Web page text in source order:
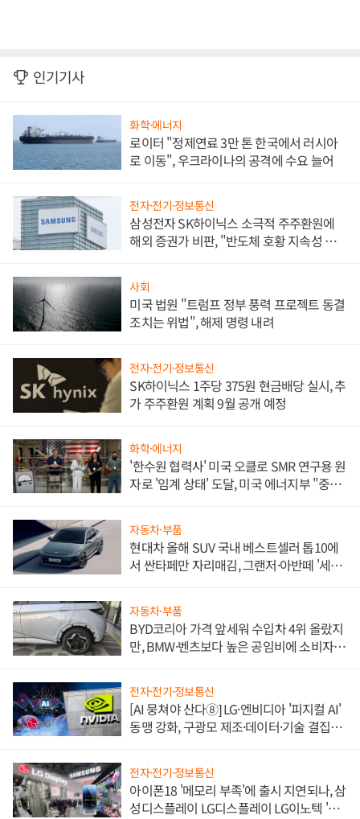
인기기사
화학·에너지
로이터 "정제연료 3만 톤 한국에서 러시아
로 이동", 우크라이나의 공격에 수요 늘어
전자·전기·정보통신
삼성전자 SK하이닉스 소극적 주주환원에
해외 증권가 비판, "반도체 호황 지속성 의
사회
미국 법원 "트럼프 정부 풍력 프로젝트 동결
조치는 위법", 해제 명령 내려
전자·전기·정보통신
SK하이닉스 1주당 375원 현금배당 실시, 추
가 주주환원 계획 9월 공개 예정
화학·에너지
'한수원 협력사' 미국 오클로 SMR 연구용 원
자로 '임계 상태' 도달, 미국 에너지부 "중요
자동차·부품
현대차 올해 SUV 국내 베스트셀러 톱10에
서 싼타페만 자리매김, 그랜저·아반떼 '세단
자동차·부품
BYD코리아 가격 앞세워 수입차 4위 올랐지
만, BMW·벤츠보다 높은 공임비에 소비자
전자·전기·정보통신
[AI 뭉쳐야 산다⑧] LG·엔비디아 '피지컬 AI'
동맹 강화, 구광모 제조·데이터·기술 결집
전자·전기·정보통신
아이폰18 '메모리 부족'에 출시 지연되나, 삼
성디스플레이 LG디스플레이 LG이노텍 '탈